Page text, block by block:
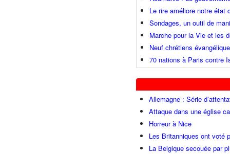
Le rire améliore notre état
Sondages, un outil de
Marche pour la Vie et les
Neuf chrétiens
70 nations à Paris contre
Allemagne : Série
Attaque dans une église
Horreur à Nice
Les Britanniques ont voté
La Belgique secouée par